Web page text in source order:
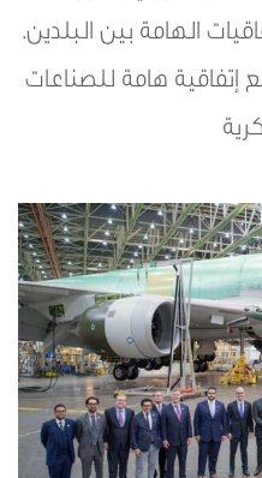
الهامة بين البلدين.
إتفاقية هامة للصناعات